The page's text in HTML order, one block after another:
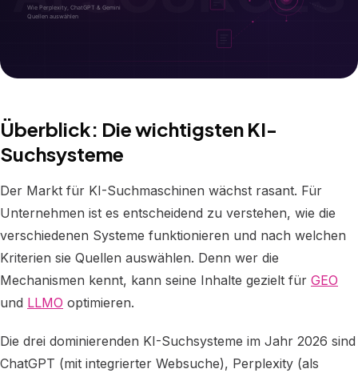
Überblick: Die wichtigsten KI-
Suchsysteme
Der Markt für KI-Suchmaschinen wächst rasant. Für
Unternehmen ist es entscheidend zu verstehen, wie die
verschiedenen Systeme funktionieren und nach welchen
Kriterien sie Quellen auswählen. Denn wer die
Mechanismen kennt, kann seine Inhalte gezielt für GEO
und LLMO optimieren.
Die drei dominierenden KI-Suchsysteme im Jahr 2026 sind
ChatGPT (mit integrierter Websuche), Perplexity (als